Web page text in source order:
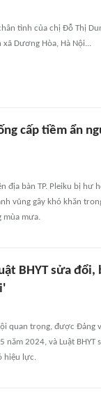
tình của chị Đỗ Thị
Dương Hòa, Hà Nội...
cấp tiềm ẩn
địa bàn TP. Pleiku bị hư
vũng gây khó khăn
mùa mưa.
BHYT sửa đổi,
quan trọng, được Đảng
2024, và Luật
hiệu lực.